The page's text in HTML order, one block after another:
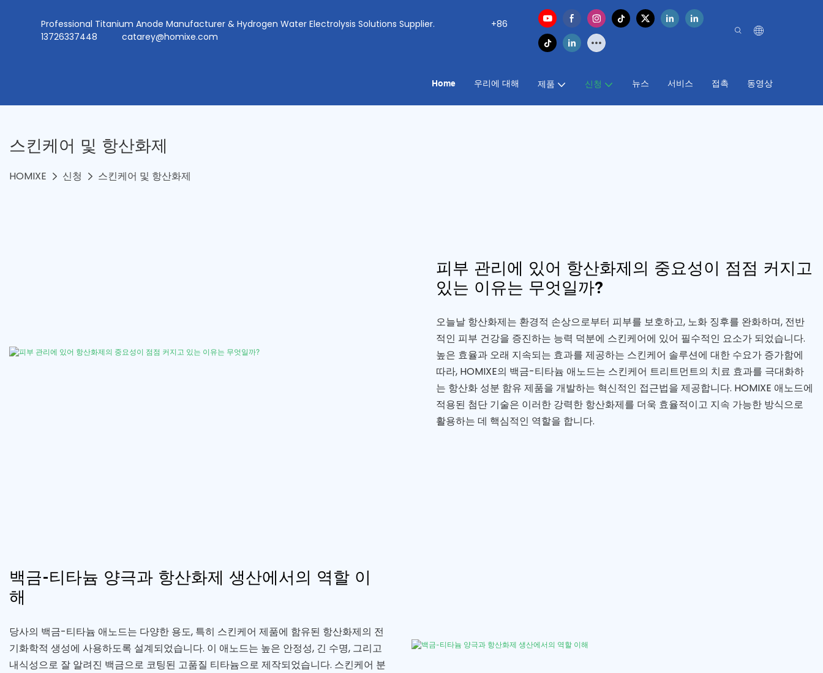
Professional Titanium Anode Manufacturer & Hydrogen Water Electrolysis Solutions Supplier.
+86
13726337448
catarey@homixe.com
Home 우리에 대해 제품 신청 뉴스 서비스 접촉 동영상
스킨케어 및 항산화제
HOMIXE 신청 스킨케어 및 항산화제
피부 관리에 있어 항산화제의 중요성이 점점 커지고
있는 이유는 무엇일까?
오늘날 항산화제는 환경적 손상으로부터 피부를 보호하고, 노화 징후를 완화하며, 전반
적인 피부 건강을 증진하는 능력 덕분에 스킨케어에 있어 필수적인 요소가 되었습니다.
높은 효율과 오래 지속되는 효과를 제공하는 스킨케어 솔루션에 대한 수요가 증가함에
따라, HOMIXE의 백금-티타늄 애노드는 스킨케어 트리트먼트의 치료 효과를 극대화하
는 항산화 성분 함유 제품을 개발하는 혁신적인 접근법을 제공합니다. HOMIXE 애노드에
적용된 첨단 기술은 이러한 강력한 항산화제를 더욱 효율적이고 지속 가능한 방식으로
활용하는 데 핵심적인 역할을 합니다.
백금-티타늄 양극과 항산화제 생산에서의 역할 이
해
당사의 백금-티타늄 애노드는 다양한 용도, 특히 스킨케어 제품에 함유된 항산화제의 전
기화학적 생성에 사용하도록 설계되었습니다. 이 애노드는 높은 안정성, 긴 수명, 그리고
내식성으로 잘 알려진 백금으로 코팅된 고품질 티타늄으로 제작되었습니다. 스킨케어 분